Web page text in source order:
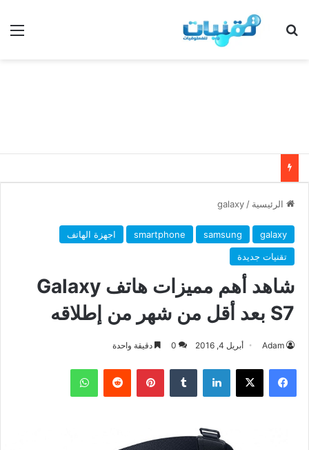
بحث عن
الرئيسية /
galaxy
galaxy
samsung
smartphone
اجهزة الهاتف
تقنيات جديدة
شاهد أهم مميزات هاتف Galaxy
S7 بعد أقل من شهر من إطلاقه
Adam أبريل 4, 2016 0 دقيقة واحدة
فيسبوك ‫X لينكدإن بينتيريست واتساب